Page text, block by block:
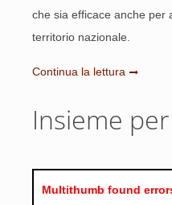
che sia efficace anche per
territorio nazionale.
Continua la lettura
Insieme
Multithumb found